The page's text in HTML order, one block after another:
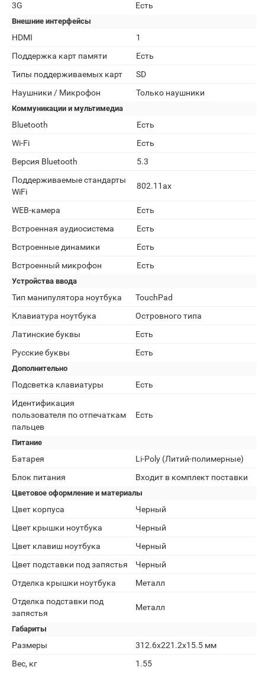
3G Есть
Внешние интерфейсы
HDMI
1
Поддержка карт памяти
Есть
Типы поддерживаемых карт
SD
Наушники / Микрофон
Только наушники
Коммуникации и мультимедиа
Bluetooth
Есть
Wi-Fi
Есть
Версия Bluetooth
5.3
Поддерживаемые стандарты
WiFi
802.11ax
WEB-камера
Есть
Встроенная аудиосистема
Есть
Встроенные динамики
Есть
Встроенный микрофон
Есть
Устройства ввода
Тип манипулятора ноутбука
TouchPad
Клавиатура ноутбука
Островного типа
Латинские буквы
Есть
Русские буквы
Есть
Дополнительно
Подсветка клавиатуры
Есть
Идентификация
пользователя по отпечаткам
пальцев
Есть
Питание
Батарея
Li-Poly (Литий-полимерные)
Блок питания
Входит в комплект поставки
Цветовое оформление и материалы
Цвет корпуса
Черный
Цвет крышки ноутбука
Черный
Цвет клавиш ноутбука
Черный
Цвет подставки под запястья
Черный
Отделка крышки ноутбука
Металл
Отделка подставки под
запястья
Металл
Габариты
Размеры
312.6x221.2x15.5 мм
Вес, кг
1.55